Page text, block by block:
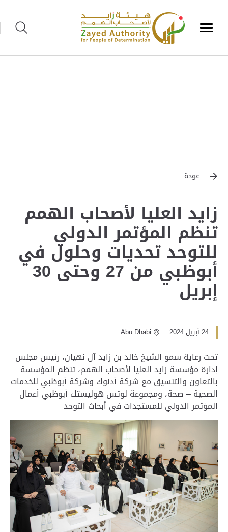
عودة
زايد العليا لأصحاب الهمم
تنظم المؤتمر الدولي
للتوحد تحديات وحلول في
أبوظبي من 27 وحتى 30
إبريل
24 أبريل 2024 Abu Dhabi
تحت رعاية سمو الشيخ خالد بن زايد آل نهيان، رئيس مجلس
إدارة مؤسسة زايد العليا لأصحاب الهمم، تنظم المؤسسة
بالتعاون والتنسيق مع شركة أدنوك وشركة أبوظبي للخدمات
الصحية – صحة، ومجموعة لوتس هوليستك أبوظبي أعمال
المؤتمر الدولي للمستجدات في أبحاث التوحد